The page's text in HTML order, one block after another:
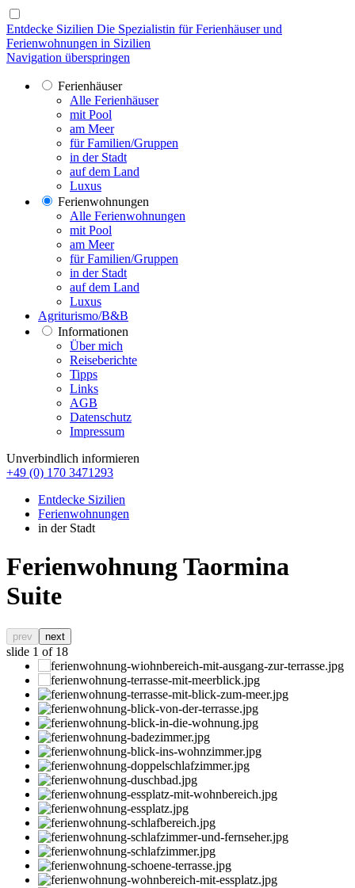
Entdecke Sizilien Die Spezialistin für Ferienhäuser und
Ferienwohnungen in Sizilien
Navigation überspringen
Ferienhäuser
Alle Ferienhäuser
mit Pool
am Meer
für Familien/Gruppen
in der Stadt
auf dem Land
Luxus
Ferienwohnungen
Alle Ferienwohnungen
mit Pool
am Meer
für Familien/Gruppen
in der Stadt
auf dem Land
Luxus
Agriturismo/B&B
Informationen
Über mich
Reiseberichte
Tipps
Links
AGB
Datenschutz
Impressum
Unverbindlich informieren
+49 (0) 170 3471293
Entdecke Sizilien
Ferienwohnungen
in der Stadt
Ferienwohnung Taormina
Suite
prev next
slide 1 of 18